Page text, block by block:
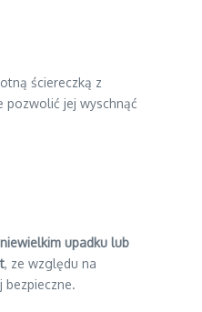
ściereczką z
pozwolić jej wyschnąć
upadku lub
, ze względu na
bezpieczne.